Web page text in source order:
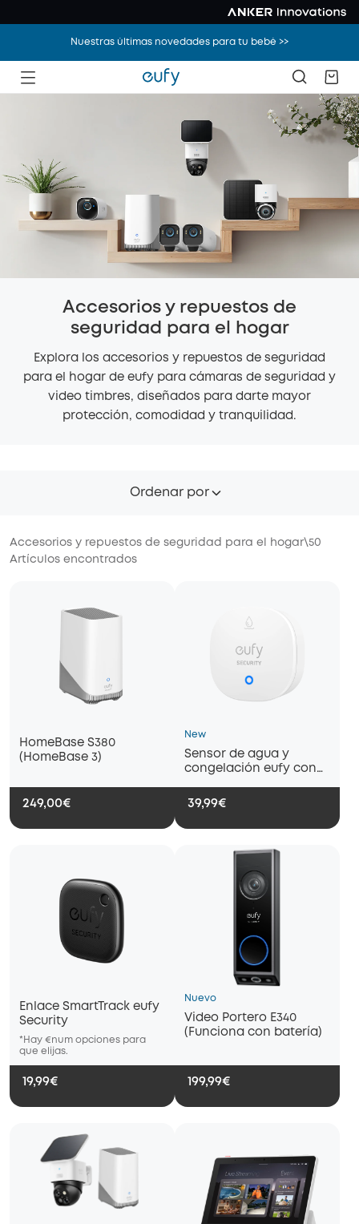
Nuestras últimas novedades para tu bebé >>
Accesorios y repuestos de
seguridad para el hogar
Explora los accesorios y repuestos de seguridad
para el hogar de eufy para cámaras de seguridad y
video timbres, diseñados para darte mayor
protección, comodidad y tranquilidad.
Ordenar por
Accesorios y repuestos de seguridad para el hogar\50
Artículos encontrados
HomeBase S380
(HomeBase 3)
249,00€
New
Sensor de agua y
congelación eufy con
39,99€
Enlace SmartTrack eufy
Security
*Hay €num opciones para
que elijas.
*Hay €num opciones para
*Hay
19,99€
Nuevo
Video Portero E340
(Funciona con batería)
199,99€